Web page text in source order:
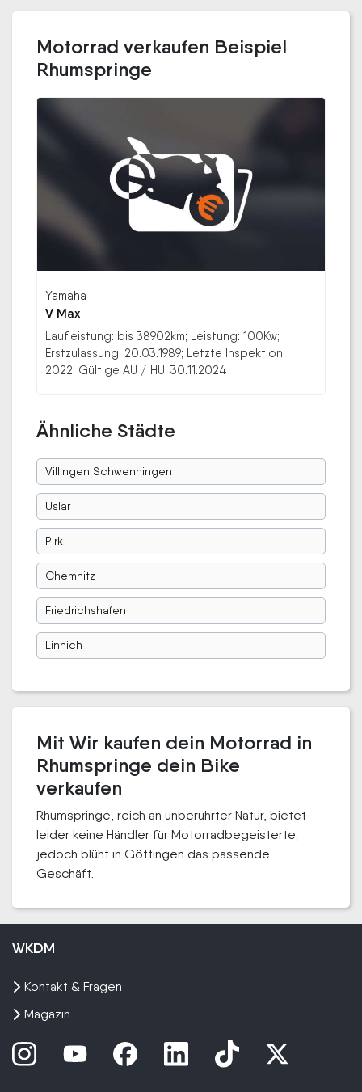
Motorrad verkaufen Beispiel
Rhumspringe
Yamaha
V Max
Laufleistung: bis 38902km; Leistung: 100Kw;
Erstzulassung: 20.03.1989; Letzte Inspektion:
2022; Gültige AU / HU: 30.11.2024
Ähnliche Städte
Villingen Schwenningen
Uslar
Pirk
Chemnitz
Friedrichshafen
Linnich
Mit Wir kaufen dein Motorrad in
Rhumspringe dein Bike
verkaufen
Rhumspringe, reich an unberührter Natur, bietet
leider keine Händler für Motorradbegeisterte;
jedoch blüht in Göttingen das passende
Geschäft.
WKDM
Kontakt & Fragen
Magazin